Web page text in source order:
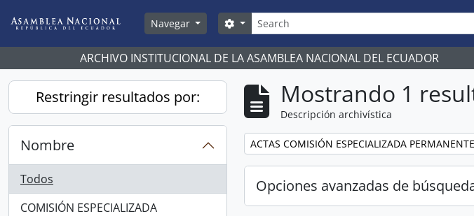
Navegar
Búsqueda
Search options
ARCHIVO INSTITUCIONAL DE LA ASAMBLEA NACIONAL DEL ECUADOR
Restringir resultados por:
Nombre
Todos
COMISIÓN ESPECIALIZADA
Mostrando 1
Descripción archivística
Remove filter:
ACTAS COMISIÓN ESPECIALIZADA
Opciones avanzadas de